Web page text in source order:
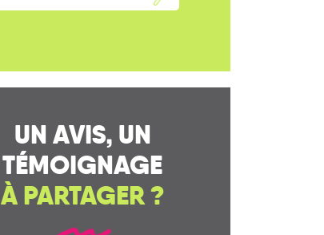
UN AVIS, UN
TÉMOIGNAGE
À PARTAGER ?